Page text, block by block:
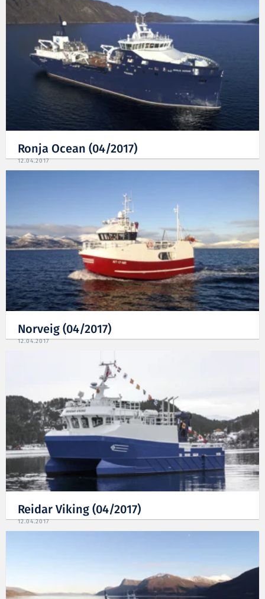
Ronja Ocean (04/2017)
12.04.2017
Norveig (04/2017)
12.04.2017
Reidar Viking (04/2017)
12.04.2017